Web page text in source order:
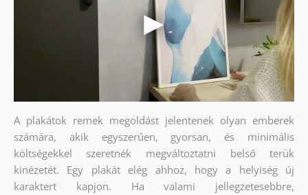
A plakátok remek megoldást jelentenek olyan emberek
számára, akik egyszerűen, gyorsan, és minimális
költségekkel szeretnék megváltoztatni belső terük
kinézetét. Egy plakát elég ahhoz, hogy a helyiség új
karaktert kapjon. Ha valami jellegzetesebbre,